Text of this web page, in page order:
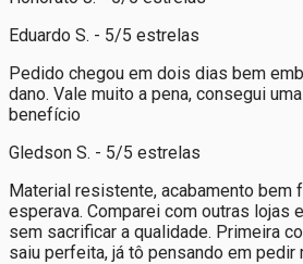
Eduardo S. - 5/5 estrelas
Pedido chegou em dois dias bem
dano. Vale muito a pena, consegui
benefício
Gledson S. - 5/5 estrelas
Material resistente, acabamento bem
esperava. Comparei com outras lojas
sem sacrificar a qualidade. Primeira
saiu perfeita, já tô pensando em pedir